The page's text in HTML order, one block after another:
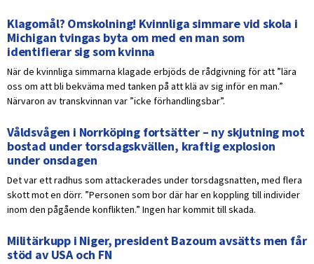
Klagomål? Omskolning! Kvinnliga simmare vid skola i
Michigan tvingas byta om med en man som
identifierar sig som kvinna
När de kvinnliga simmarna klagade erbjöds de rådgivning för att ”lära
oss om att bli bekväma med tanken på att klä av sig inför en man.”
Närvaron av transkvinnan var ”icke förhandlingsbar”.
Våldsvågen i Norrköping fortsätter – ny skjutning mot
bostad under torsdagskvällen, kraftig explosion
under onsdagen
Det var ett radhus som attackerades under torsdagsnatten, med flera
skott mot en dörr. ”Personen som bor där har en koppling till individer
inom den pågående konflikten.” Ingen har kommit till skada.
Militärkupp i Niger, president Bazoum avsätts men får
stöd av USA och FN